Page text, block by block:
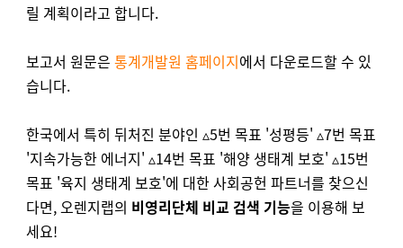
릴 계획이라고 합니다.
보고서 원문은 통계개발원 홈페이지에서 다운로드할 수 있
습니다.
한국에서 특히 뒤처진 분야인 ▵5번 목표 '성평등' ▵7번 목표
'지속가능한 에너지' ▵14번 목표 '해양 생태계 보호' ▵15번
목표 '육지 생태계 보호'에 대한 사회공헌 파트너를 찾으신
다면, 오렌지랩의 비영리단체 비교 검색 기능을 이용해 보
세요!